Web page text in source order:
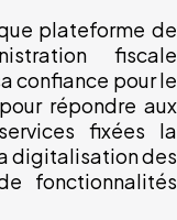
plateforme de
fiscale
confiance pour le
répondre aux
fixées la
digitalisation des
fonctionnalités